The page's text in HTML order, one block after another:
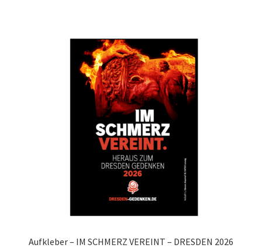
Aufkleber – IM SCHMERZ VEREINT – DRESDEN 2026